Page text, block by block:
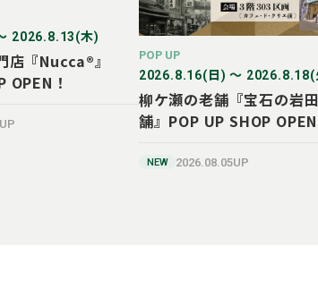
2026.8.13(木)
店『Nucca®』
OPEN！
POP UP
2026.8.16(日) 〜 2026.8.18(
柳ケ瀬の老舗『宝石の岩
舗』POP UP SHOP OPEN
NEW 2026.08.05UP